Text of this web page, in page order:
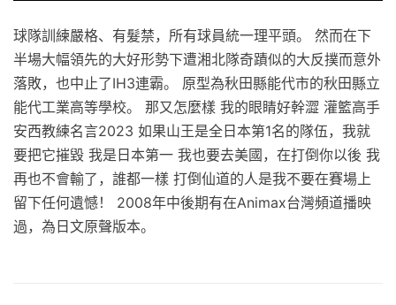
球隊訓練嚴格、有髮禁，所有球員統一理平頭。 然而在下
半場大幅領先的大好形勢下遭湘北隊奇蹟似的大反撲而意外
落敗，也中止了IH3連霸。 原型為秋田縣能代市的秋田縣立
能代工業高等學校。 那又怎麼樣 我的眼睛好幹澀 灌籃高手
安西教練名言2023 如果山王是全日本第1名的隊伍，我就
要把它摧毀 我是日本第一 我也要去美國，在打倒你以後 我
再也不會輸了，誰都一樣 打倒仙道的人是我不要在賽場上
留下任何遺憾！ 2008年中後期有在Animax台灣頻道播映
過，為日文原聲版本。